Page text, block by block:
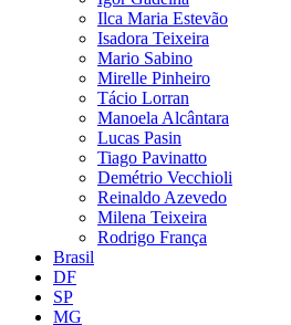
Ilca Maria Estevão
Isadora Teixeira
Mario Sabino
Mirelle Pinheiro
Tácio Lorran
Manoela Alcântara
Lucas Pasin
Tiago Pavinatto
Demétrio Vecchioli
Reinaldo Azevedo
Milena Teixeira
Rodrigo França
Brasil
DF
SP
MG